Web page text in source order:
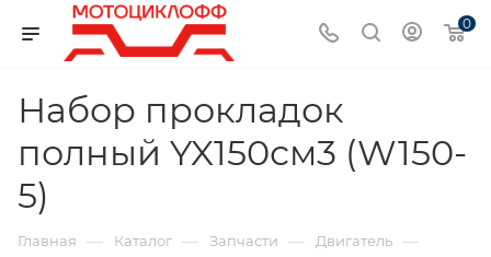
0
Набор прокладок
полный YX150см3 (W150-
5)
Главная — Каталог — Запчасти — Двигатель —